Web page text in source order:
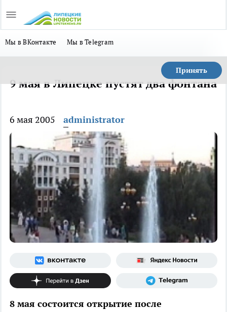
Мы в ВКонтакте Мы в Telegram
Принять
9 мая в Липецке пустят два фонтана
6 мая 2005 administrator
8 мая состоится открытие после